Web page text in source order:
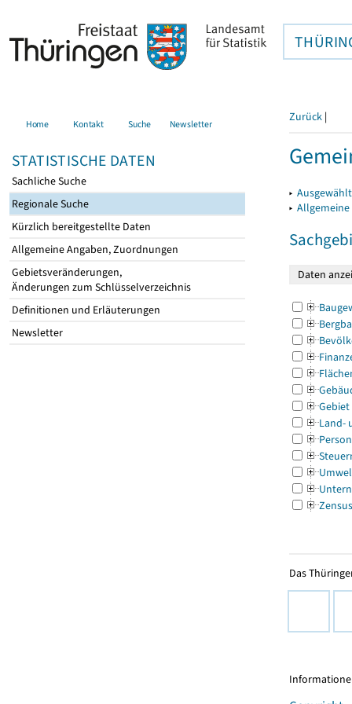
Home Kontakt Suche Newsletter
STATISTISCHE DATEN
Sachliche Suche
Regionale Suche
Kürzlich bereitgestellte Daten
Allgemeine Angaben, Zuordnungen
Gebietsveränderungen,
Änderungen zum Schlüsselverzeichnis
Definitionen und Erläuterungen
Newsletter
Zurück |
▸
▸
Gebiet
Land-
Zensus
Das